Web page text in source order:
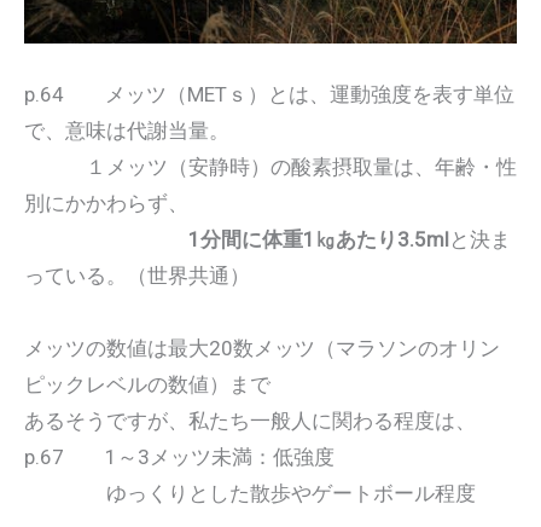
p.64 メッツ（METｓ）とは、運動強度を表す単位
で、意味は代謝当量。
１メッツ（安静時）の酸素摂取量は、年齢・性
別にかかわらず、
1分間に体重1㎏あたり3.5mlと決ま
っている。（世界共通）
メッツの数値は最大20数メッツ（マラソンのオリン
ピックレベルの数値）まで
あるそうですが、私たち一般人に関わる程度は、
p.67 1～3メッツ未満：低強度
ゆっくりとした散歩やゲートボール程度